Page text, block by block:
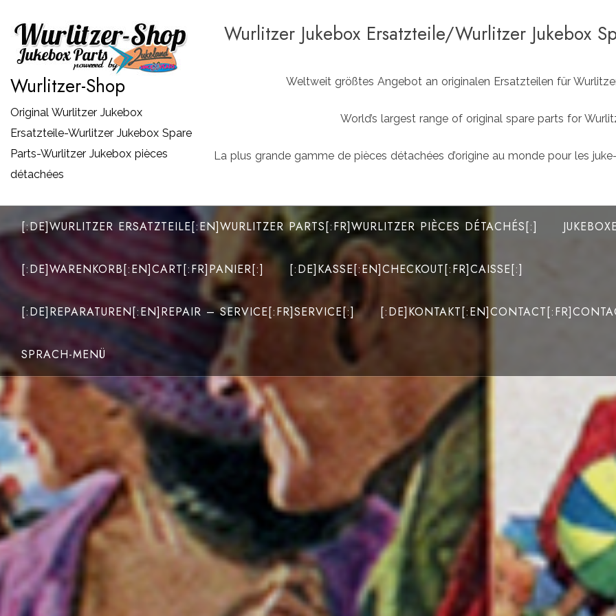
Inhalt
springen
Wurlitzer-Shop
Original Wurlitzer Jukebox
Ersatzteile-Wurlitzer Jukebox Spare
Parts-Wurlitzer Jukebox pièces
détachées
Wurlitzer Jukebox Ersatzteile/Wurlitzer Jukebox
Weltweit größtes Angebot an originalen Ersatzteilen für
World’s largest range of original spare parts for
La plus grande gamme de pièces détachées d’origine au monde pour les
[:DE]WURLITZER ERSATZTEILE[:EN]WURLITZER PARTS[:FR]WURLITZER PIÈCES DÉTACHÉS[:]
[:DE]WARENKORB[:EN]CART[:FR]PANIER[:] [:DE]KASSE[:EN]CHECKOUT[:FR]CAISSE[:]
[:DE]REPARATUREN[:EN]REPAIR – SERVICE[:FR]SERVICE[:]
SPRACH-MENÜ